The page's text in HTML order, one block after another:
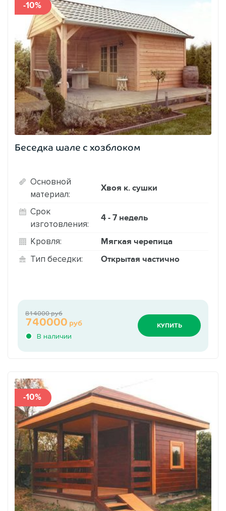
-10%
Беседка шале с хозблоком
Основной
материал:
Хвоя к. сушки
Срок
изготовления:
4 - 7 недель
Кровля: Мягкая черепица
Тип беседки: Открытая частично
В наличии
740000 руб
814000 руб
КУПИТЬ
-10%